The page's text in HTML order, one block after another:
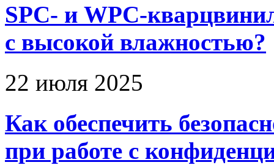
SPC- и WPC-
с высокой влажностью?
22 июля 2025
Как обеспечить
при работе с